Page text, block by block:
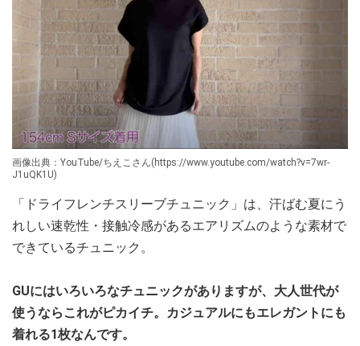
画像出典：YouTube/ちえこさん(https://www.youtube.com/watch?v=7wr-
J1uQK1U)
「ドライフレンチスリーブチュニック」は、汗ばむ夏にう
れしい速乾性・接触冷感があるエアリズムのような素材で
できているチュニック。
GUにはいろいろなチュニックがありますが、大人世代が
使うならこれがピカイチ。カジュアルにもエレガントにも
着れる1枚なんです。